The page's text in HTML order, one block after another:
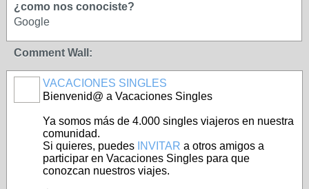
¿como nos conociste?
Google
Comment Wall:
VACACIONES SINGLES
Bienvenid@ a Vacaciones Singles
Ya somos más de 4.000 singles viajeros en nuestra
comunidad.
Si quieres, puedes INVITAR a otros amigos a
participar en Vacaciones Singles para que
conozcan nuestros viajes.